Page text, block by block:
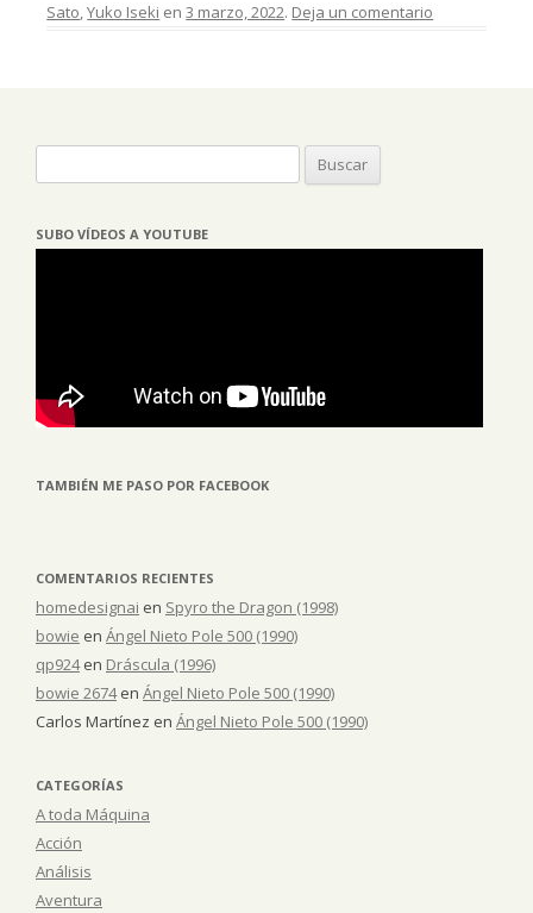
Sato,Yuko Iseki en3 marzo, 2022. Deja un comentario
SUBO VÍDEOS A YOUTUBE
TAMBIÉN ME PASO POR FACEBOOK
COMENTARIOS RECIENTES
homedesignai en Spyro the Dragon (1998)
bowie en Ángel Nieto Pole 500 (1990)
qp924en Dráscula (1996)
bowie 2674en Ángel Nieto Pole 500 (1990)
Carlos Martínez en Ángel Nieto Pole 500 (1990)
CATEGORÍAS
A toda Máquina
Acción
Análisis
Aventura